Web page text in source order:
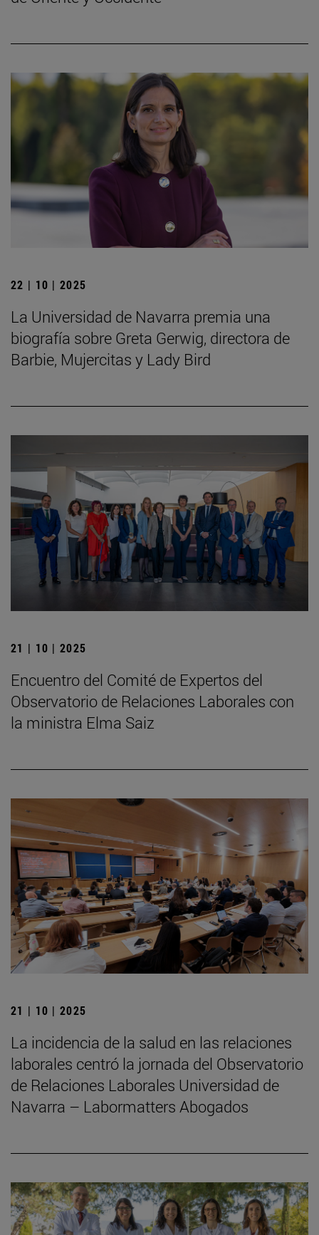
22 | 10 | 2025
La Universidad de Navarra premia una
biografía sobre Greta Gerwig, directora de
Barbie, Mujercitas y Lady Bird
21 | 10 | 2025
Encuentro del Comité de Expertos del
Observatorio de Relaciones Laborales con
la ministra Elma Saiz
21 | 10 | 2025
La incidencia de la salud en las relaciones
laborales centró la jornada del Observatorio
de Relaciones Laborales Universidad de
Navarra – Labormatters Abogados